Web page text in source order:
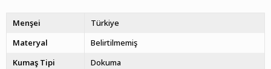
Menşei
Türkiye
Materyal
Belirtilmemiş
Kumaş Tipi
Dokuma